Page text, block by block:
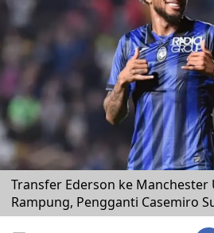
Transfer Ederson ke Manchester
Rampung, Pengganti Casemiro